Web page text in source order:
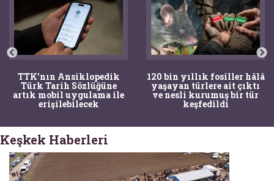
TTK'nın Ansiklopedik
Türk Tarih Sözlüğüne
artık mobil uygulama ile
erişilebilecek
120 bin yıllık fosiller hâlâ
yaşayan türlere ait çıktı
ve nesli kurumuş bir tür
keşfedildi
Keşkek Haberleri